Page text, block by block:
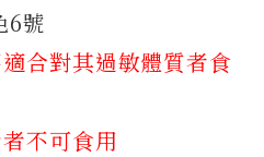
6號
合對其過敏體質者食
不可食用